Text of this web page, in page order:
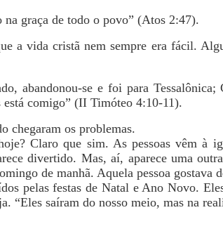
na graça de todo o povo” (Atos 2:47).
a vida cristã nem sempre era fácil.
abandonou-se e foi para
comigo” (II Timóteo 4:10-11).
chegaram os problemas.
Claro que sim. As pessoas vêm à
divertido. Mas, aí, aparece uma
de manhã. Aquela pessoa gostava
pelas festas de Natal e Ano Novo.
“Eles saíram do nosso meio, mas na